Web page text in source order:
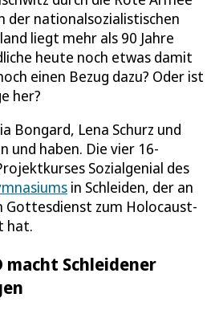
der nationalsozialistischen
liegt mehr als 90 Jahre
heute noch etwas damit
einen Bezug dazu? Oder ist
her?
Bongard, Lena Schurz und
und haben. Die vier 16-
Sozialgenial des
in Schleiden, der an
Gottesdienst zum Holocaust-
hat.
Schleidener